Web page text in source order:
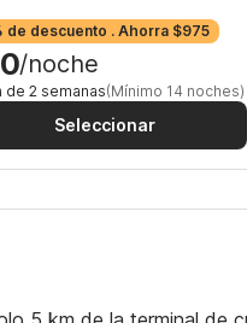
de descuento . Ahorra $975
/noche
de 2 semanas(Mínimo 14 noches)
Seleccionar